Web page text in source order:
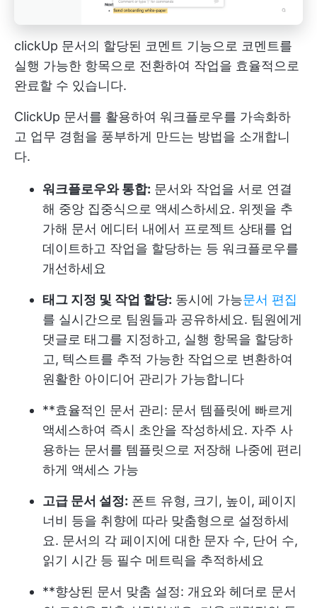
clickUp 문서의 할당된 코멘트 기능으로 코멘트를
실행 가능한 항목으로 전환하여 작업을 효율적으로
완료할 수 있습니다.
ClickUp 문서를 활용하여 워크플로우를 가속화하
고 업무 경험을 풍부하게 만드는 방법을 소개합니
다.
워크플로우와 통합: 문서와 작업을 서로 연결
해 중앙 집중식으로 액세스하세요. 위젯을 추
가해 문서 에디터 내에서 프로젝트 상태를 업
데이트하고 작업을 할당하는 등 워크플로우를
개선하세요
태그 지정 및 작업 할당: 동시에 가능문서 편집
를 실시간으로 팀원들과 공유하세요. 팀원에게
댓글로 태그를 지정하고, 실행 항목을 할당하
고, 텍스트를 추적 가능한 작업으로 변환하여
원활한 아이디어 관리가 가능합니다
**효율적인 문서 관리: 문서 템플릿에 빠르게
액세스하여 즉시 초안을 작성하세요. 자주 사
용하는 문서를 템플릿으로 저장해 나중에 편리
하게 액세스 가능
고급 문서 설정: 폰트 유형, 크기, 높이, 페이지
너비 등을 취향에 따라 맞춤형으로 설정하세
요. 문서의 각 페이지에 대한 문자 수, 단어 수,
읽기 시간 등 필수 메트릭을 추적하세요
**향상된 문서 맞춤 설정: 개요와 헤더로 문서